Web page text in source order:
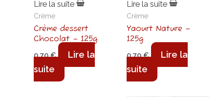
Lire la suite
Crème
Crème dessert
Chocolat – 125g
0,70€
Lire la
suite
Lire la suite
Crème
Yaourt Nature –
125g
0,70€
Lire la
suite